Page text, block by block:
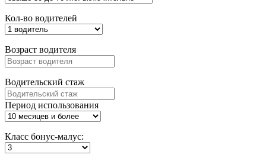
Кол-во водителей
Возраст водителя
Водительский стаж
Период использования
Класс бонус-малус: